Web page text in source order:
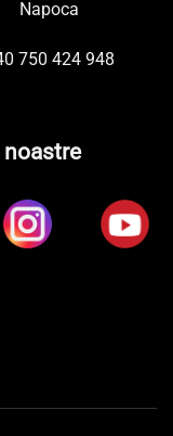
Napoca
750 424 948